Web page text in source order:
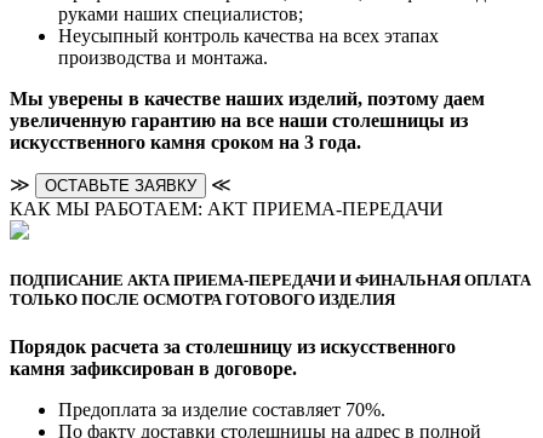
руками наших специалистов;
Неусыпный контроль качества на всех этапах
производства и монтажа.
Мы уверены в качестве наших изделий, поэтому даем
увеличенную гарантию на все наши столешницы из
искусственного камня сроком на 3 года.
≫ ОСТАВЬТЕ ЗАЯВКУ
≪
КАК МЫ РАБОТАЕМ: АКТ ПРИЕМА-ПЕРЕДАЧИ
ПОДПИСАНИЕ АКТА ПРИЕМА-ПЕРЕДАЧИ И ФИНАЛЬНАЯ ОПЛАТА
ТОЛЬКО ПОСЛЕ ОСМОТРА ГОТОВОГО ИЗДЕЛИЯ
Порядок расчета за столешницу из искусственного
камня зафиксирован в договоре.
Предоплата за изделие составляет 70%.
По факту доставки столешницы на адрес в полной